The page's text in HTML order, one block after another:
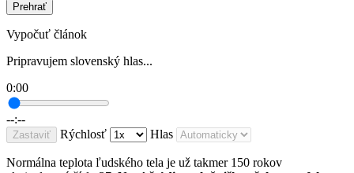
Prehrať
Vypočuť článok
Pripravujem slovenský hlas...
0:00
--:--
Zastaviť Rýchlosť Hlas
Normálna teplota ľudského tela je už takmer 150 rokov